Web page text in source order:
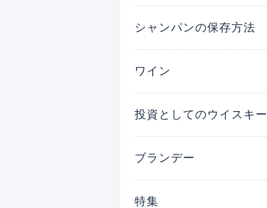
シャンパンの保存方法
ワイン
投資としてのウイスキー
ブランデー
特集